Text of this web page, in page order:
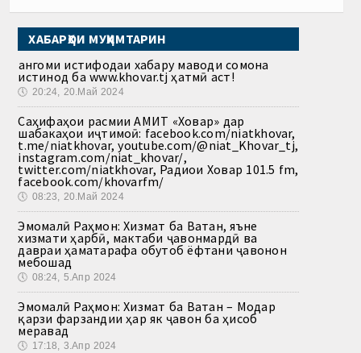
ХАБАРҲОИ МУҲИМТАРИН
Ҳангоми истифодаи хабару маводи сомона
истинод ба www.khovar.tj ҳатмӣ аст!
🕔 20:24, 20.Май 2024
Саҳифаҳои расмии АМИТ «Ховар» дар
шабакаҳои иҷтимоӣ: facebook.com/niatkhovar,
t.me/niatkhovar, youtube.com/@niat_Khovar_tj,
instagram.com/niat_khovar/,
twitter.com/niatkhovar, Радиои Ховар 101.5 fm,
facebook.com/khovarfm/
🕔 08:23, 20.Май 2024
Эмомалӣ Раҳмон: Хизмат ба Ватан, яъне
хизмати ҳарбӣ, мактаби ҷавонмардӣ ва
давраи ҳаматарафа обутоб ёфтани ҷавонон
мебошад
🕔 08:24, 5.Апр 2024
Эмомалӣ Раҳмон: Хизмат ба Ватан – Модар
қарзи фарзандии ҳар як ҷавон ба ҳисоб
меравад
🕔 17:18, 3.Апр 2024